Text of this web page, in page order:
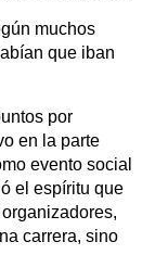
muchos
que iban
por
en la parte
evento social
el espíritu que
carrera, sino